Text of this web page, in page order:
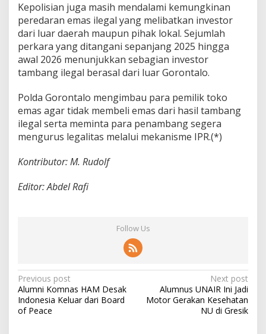
Kepolisian juga masih mendalami kemungkinan
peredaran emas ilegal yang melibatkan investor
dari luar daerah maupun pihak lokal. Sejumlah
perkara yang ditangani sepanjang 2025 hingga
awal 2026 menunjukkan sebagian investor
tambang ilegal berasal dari luar Gorontalo.
Polda Gorontalo mengimbau para pemilik toko
emas agar tidak membeli emas dari hasil tambang
ilegal serta meminta para penambang segera
mengurus legalitas melalui mekanisme IPR.(*)
Kontributor: M. Rudolf
Editor: Abdel Rafi
Follow Us
P
o
s
Previous post
Alumni Komnas HAM Desak
Indonesia Keluar dari Board
of Peace
Next post
Alumnus UNAIR Ini Jadi
Motor Gerakan Kesehatan
NU di Gresik